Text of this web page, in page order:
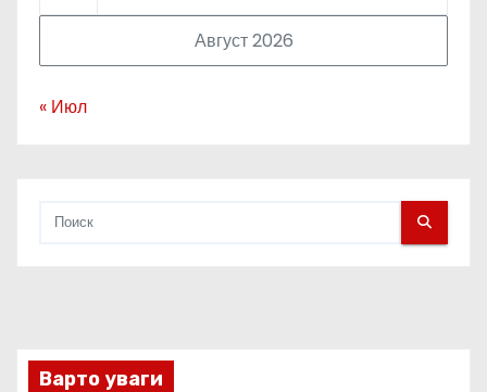
Август 2026
« Июл
Варто уваги